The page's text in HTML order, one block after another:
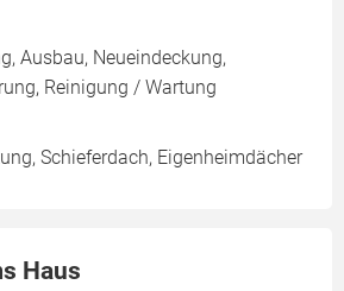
Ausbau, Neueindeckung,
Reinigung / Wartung
Schieferdach, Eigenheimdächer
Haus